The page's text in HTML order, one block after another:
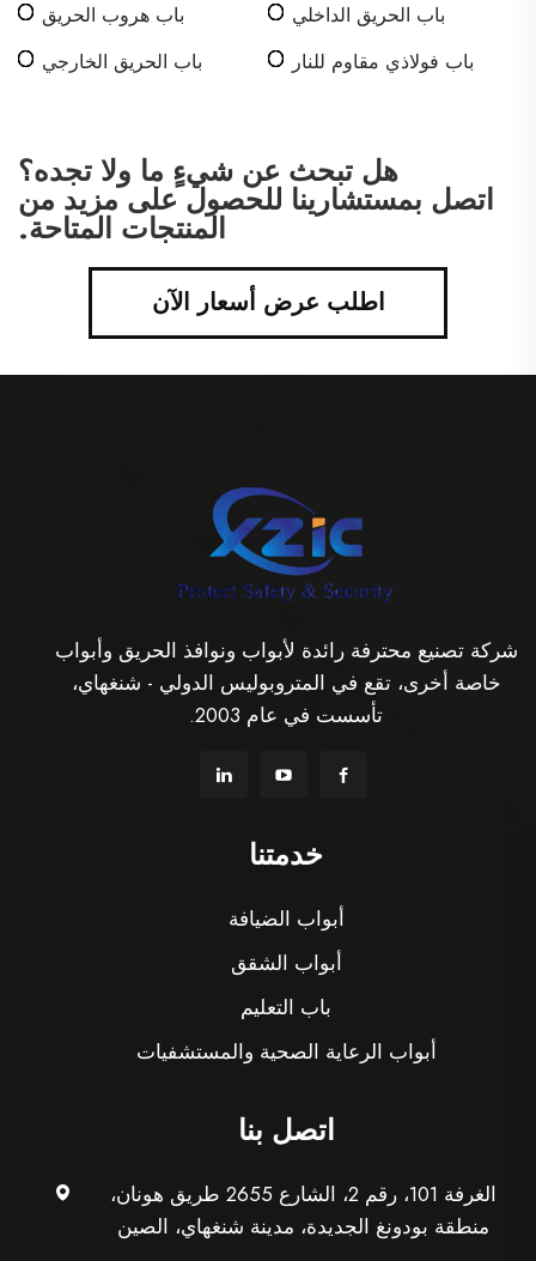
باب الحريق الداخلي
باب هروب الحريق
باب فولاذي مقاوم للنار
باب الحريق الخارجي
هل تبحث عن شيءٍ ما ولا تجده؟
اتصل بمستشارينا للحصول على مزيد من
المنتجات المتاحة.
اطلب عرض أسعار الآن
شركة تصنيع محترفة رائدة لأبواب ونوافذ الحريق وأبواب
خاصة أخرى، تقع في المتروبوليس الدولي - شنغهاي،
تأسست في عام 2003.
خدمتنا
أبواب الضيافة
أبواب الشقق
باب التعليم
أبواب الرعاية الصحية والمستشفيات
اتصل بنا
الغرفة 101، رقم 2، الشارع 2655 طريق هونان،
منطقة بودونغ الجديدة، مدينة شنغهاي، الصين